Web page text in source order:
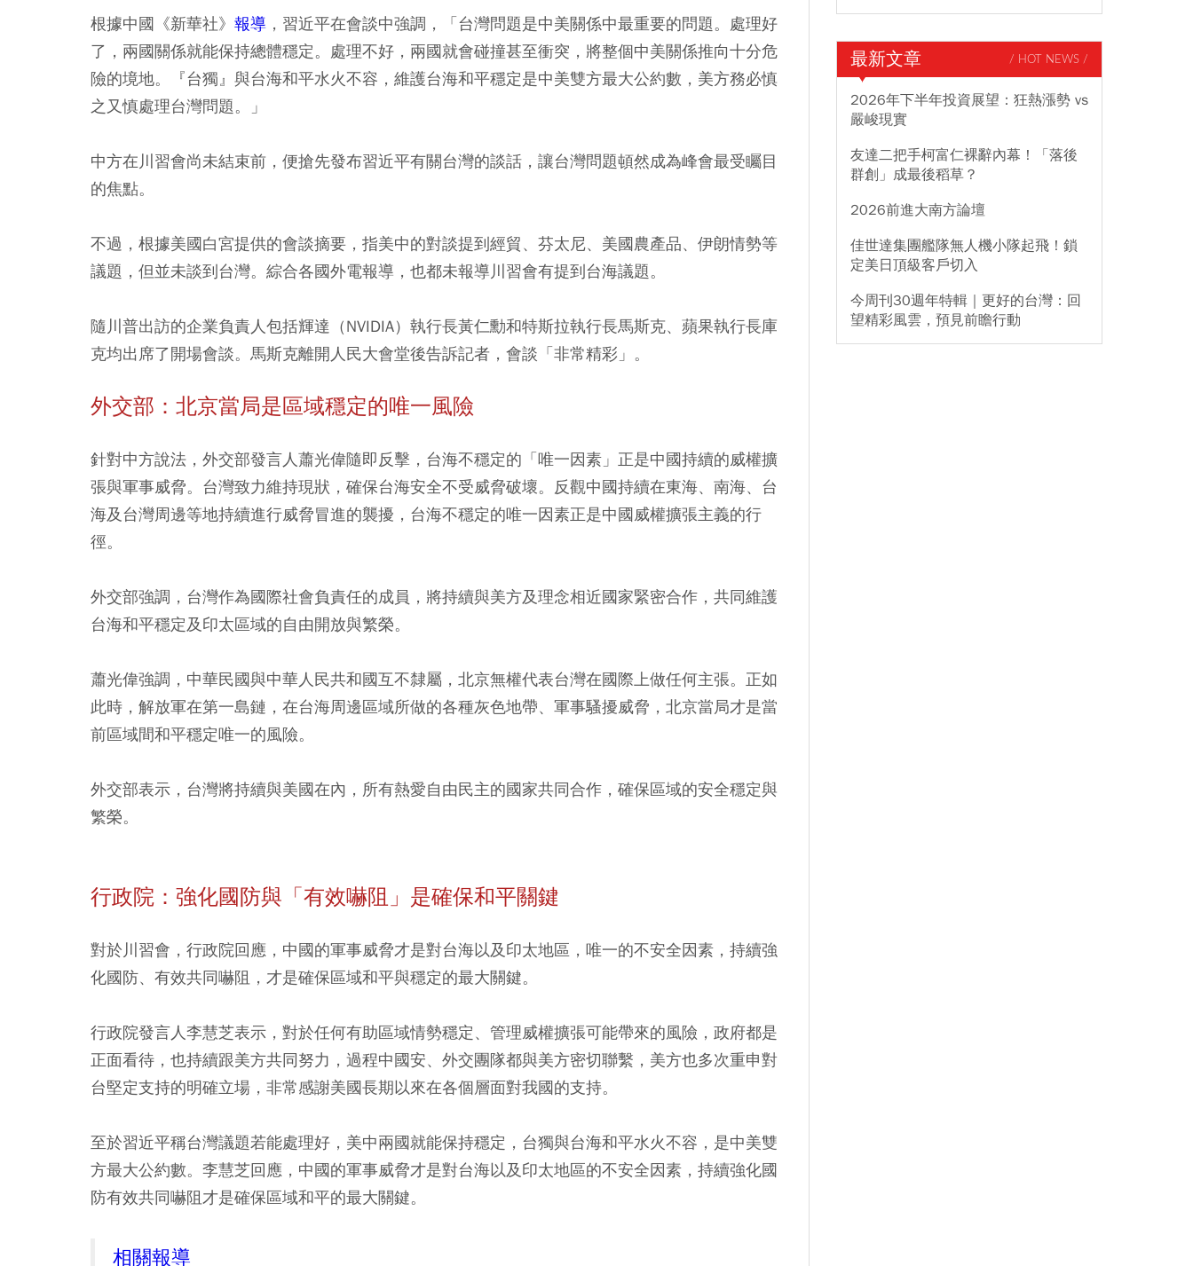
根據中國《新華社》 報導 ，習近平在會談中強調，「台灣問題是中美關係中最重要的問題。處理好
了，兩國關係就能保持總體穩定。處理不好，兩國就會碰撞甚至衝突，將整個中美關係推向十分危
險的境地。『台獨』與台海和平水火不容，維護台海和平穩定是中美雙方最大公約數，美方務必慎
之又慎處理台灣問題。」
中方在川習會尚未結束前，便搶先發布習近平有關台灣的談話，讓台灣問題頓然成為峰會最受矚目
的焦點。
不過，根據美國白宮提供的會談摘要，指美中的對談提到經貿、芬太尼、美國農產品、伊朗情勢等
議題，但並未談到台灣。綜合各國外電報導，也都未報導川習會有提到台海議題。
隨川普出訪的企業負責人包括輝達（NVIDIA）執行長黃仁勳和特斯拉執行長馬斯克、蘋果執行長庫
克均出席了開場會談。馬斯克離開人民大會堂後告訴記者，會談「非常精彩」。
外交部：北京當局是區域穩定的唯一風險
針對中方說法，外交部發言人蕭光偉隨即反擊，台海不穩定的「唯一因素」正是中國持續的威權擴
張與軍事威脅。台灣致力維持現狀，確保台海安全不受威脅破壞。反觀中國持續在東海、南海、台
海及台灣周邊等地持續進行威脅冒進的襲擾，台海不穩定的唯一因素正是中國威權擴張主義的行
徑。
外交部強調，台灣作為國際社會負責任的成員，將持續與美方及理念相近國家緊密合作，共同維護
台海和平穩定及印太區域的自由開放與繁榮。
蕭光偉強調，中華民國與中華人民共和國互不隸屬，北京無權代表台灣在國際上做任何主張。正如
此時，解放軍在第一島鏈，在台海周邊區域所做的各種灰色地帶、軍事騷擾威脅，北京當局才是當
前區域間和平穩定唯一的風險。
外交部表示，台灣將持續與美國在內，所有熱愛自由民主的國家共同合作，確保區域的安全穩定與
繁榮。
行政院：強化國防與「有效嚇阻」是確保和平關鍵
對於川習會， 行政院回應，中國的軍事威脅才是對台海以及印太地區，唯一的不安全因素，持續強
化國防、有效共同嚇阻，才是確保區域和平與穩定的最大關鍵。
行政院發言人李慧芝表示，對於任何有助區域情勢穩定、管理威權擴張可能帶來的風險，政府都是
正面看待，也持續跟美方共同努力，過程中國安、外交團隊都與美方密切聯繫，美方也多次重申對
台堅定支持的明確立場，非常感謝美國長期以來在各個層面對我國的支持。
至於習近平稱台灣議題若能處理好，美中兩國就能保持穩定，台獨與台海和平水火不容，是中美雙
方最大公約數。李慧芝回應，中國的軍事威脅才是對台海以及印太地區的不安全因素，持續強化國
防有效共同嚇阻才是確保區域和平的最大關鍵。
相關報導
最新文章 / HOT NEWS /
2026年下半年投資展望：狂熱漲勢 vs
嚴峻現實
友達二把手柯富仁裸辭內幕！「落後
群創」成最後稻草？
2026前進大南方論壇
佳世達集團艦隊無人機小隊起飛！鎖
定美日頂級客戶切入
今周刊30週年特輯｜更好的台灣：回
望精彩風雲，預見前瞻行動